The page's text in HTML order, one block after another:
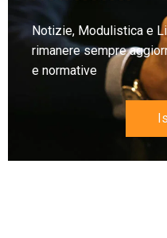
Notizie, Modulistica e
rimanere sempre
e normative